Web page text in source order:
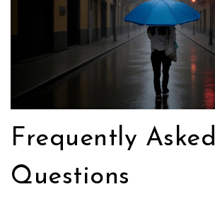
Frequently Asked
Questions